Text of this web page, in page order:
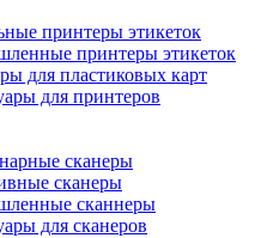
принтеры этикеток
принтеры этикеток
для пластиковых карт
для принтеров
сканеры
сканеры
сканнеры
для сканеров